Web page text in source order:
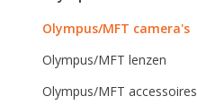
Olympus/MFT camera's
Olympus/MFT lenzen
Olympus/MFT accessoires